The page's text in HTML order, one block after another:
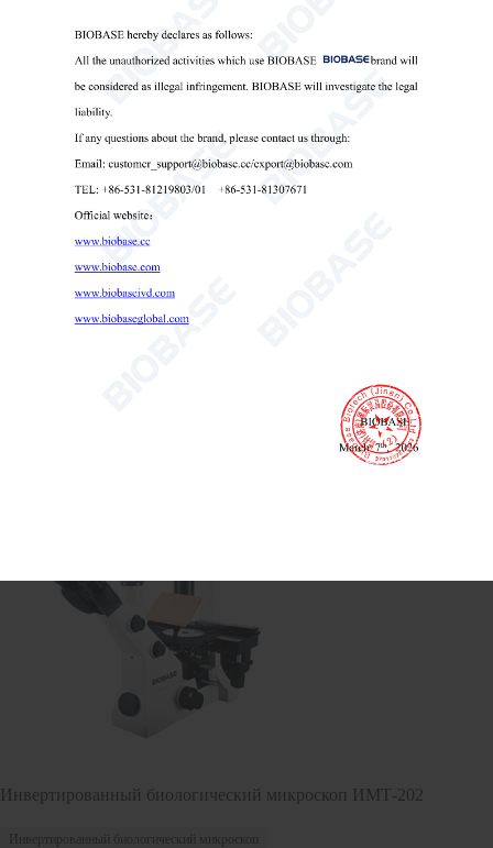
Инвертированный биологический микроскоп ИМТ-202
Инвертированный биологический микроскоп